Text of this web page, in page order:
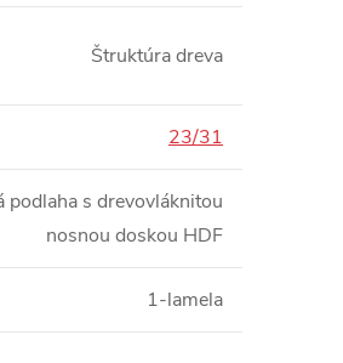
Štruktúra dreva
23/31
podlaha s drevovláknitou
nosnou doskou HDF
1-lamela